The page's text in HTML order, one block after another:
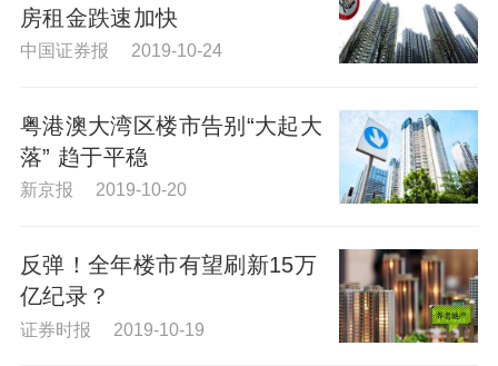
房租金跌速加快
中国证券报 2019-10-24
粤港澳大湾区楼市告别“大起大
落” 趋于平稳
新京报 2019-10-20
反弹！全年楼市有望刷新15万
亿纪录？
证券时报 2019-10-19